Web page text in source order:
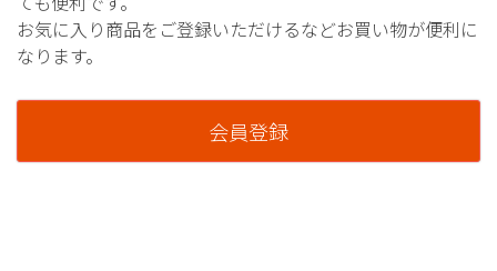
お気に入り商品をご登録いただけるなどお買い物が便利に
なります。
会員登録